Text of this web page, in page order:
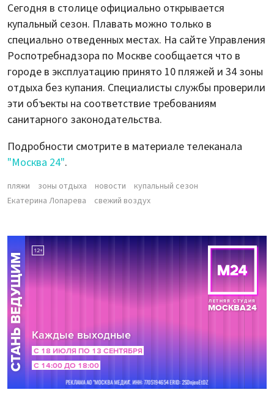
Сегодня в столице официально открывается
купальный сезон. Плавать можно только в
специально отведенных местах. На сайте Управления
Роспотребнадзора по Москве сообщается что в
городе в эксплуатацию принято 10 пляжей и 34 зоны
отдыха без купания. Специалисты службы проверили
эти объекты на соответствие требованиям
санитарного законодательства.
Подробности смотрите в материале телеканала
"Москва 24".
пляжи зоны отдыха новости
купальный сезон
Екатерина Лопарева
свежий воздух